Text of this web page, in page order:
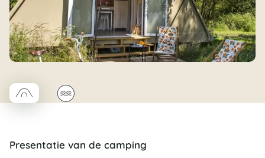
□Coco trapèze
🌊
Presentatie van de camping